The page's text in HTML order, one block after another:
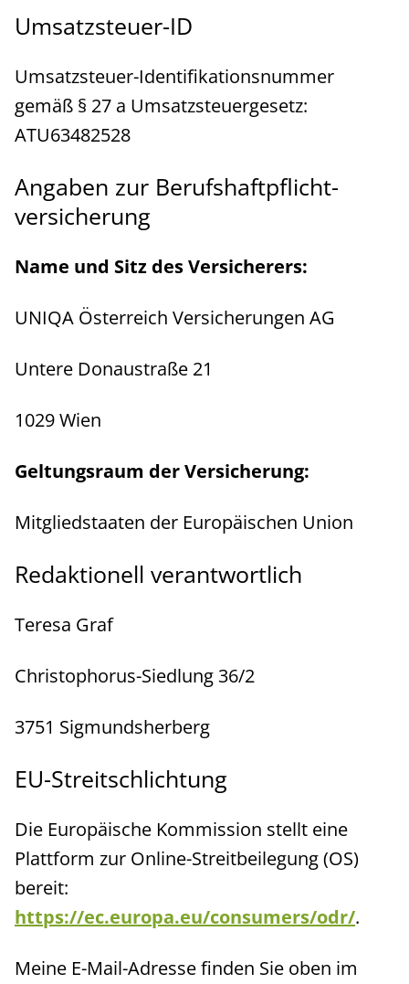
Umsatzsteuer-ID
Umsatzsteuer-Identifikationsnummer
gemäß § 27 a Umsatzsteuergesetz:
ATU63482528
Angaben zur Berufs­haftpflicht­
versicherung
Name und Sitz des Versicherers:
UNIQA Österreich Versicherungen AG
Untere Donaustraße 21
1029 Wien
Geltungsraum der Versicherung:
Mitgliedstaaten der Europäischen Union
Redaktionell verantwortlich
Teresa Graf
Christophorus-Siedlung 36/2
3751 Sigmundsherberg
EU-Streitschlichtung
Die Europäische Kommission stellt eine
Plattform zur Online-Streitbeilegung (OS)
bereit:
https://ec.europa.eu/consumers/odr/.
Meine E-Mail-Adresse finden Sie oben im